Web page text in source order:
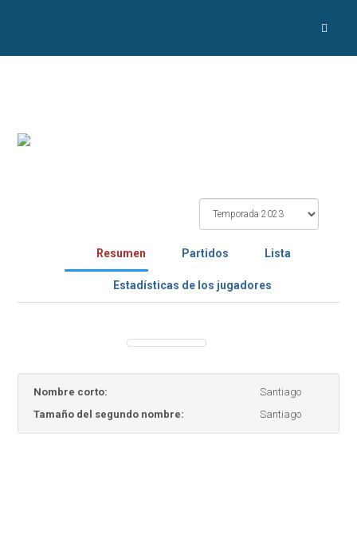
Resumen Partidos Lista
Estadísticas de los jugadores
Nombre corto:
Santiago
Tamaño del segundo nombre:
Santiago